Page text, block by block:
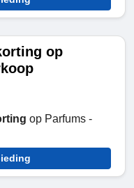
op
op Parfums -